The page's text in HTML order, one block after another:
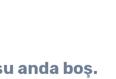
anda boş.